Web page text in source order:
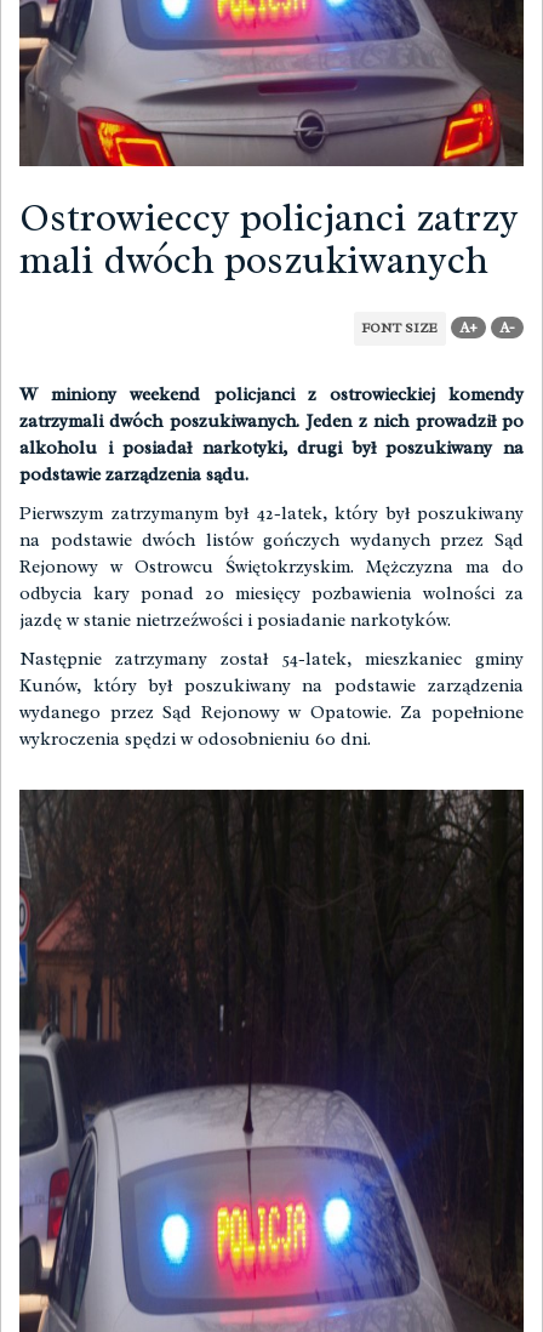
Ostrowieccy policjanci zatrzy
mali dwóch poszukiwanych
FONT SIZE A+ A-
W miniony weekend policjanci z ostrowieckiej komendy
zatrzymali dwóch poszukiwanych. Jeden z nich prowadził po
alkoholu i posiadał narkotyki, drugi był poszukiwany na
podstawie zarządzenia sądu.
Pierwszym zatrzymanym był 42-latek, który był poszukiwany
na podstawie dwóch listów gończych wydanych przez Sąd
Rejonowy w Ostrowcu Świętokrzyskim. Mężczyzna ma do
odbycia kary ponad 20 miesięcy pozbawienia wolności za
jazdę w stanie nietrzeźwości i posiadanie narkotyków.
Następnie zatrzymany został 54-latek, mieszkaniec gminy
Kunów, który był poszukiwany na podstawie zarządzenia
wydanego przez Sąd Rejonowy w Opatowie. Za popełnione
wykroczenia spędzi w odosobnieniu 60 dni.